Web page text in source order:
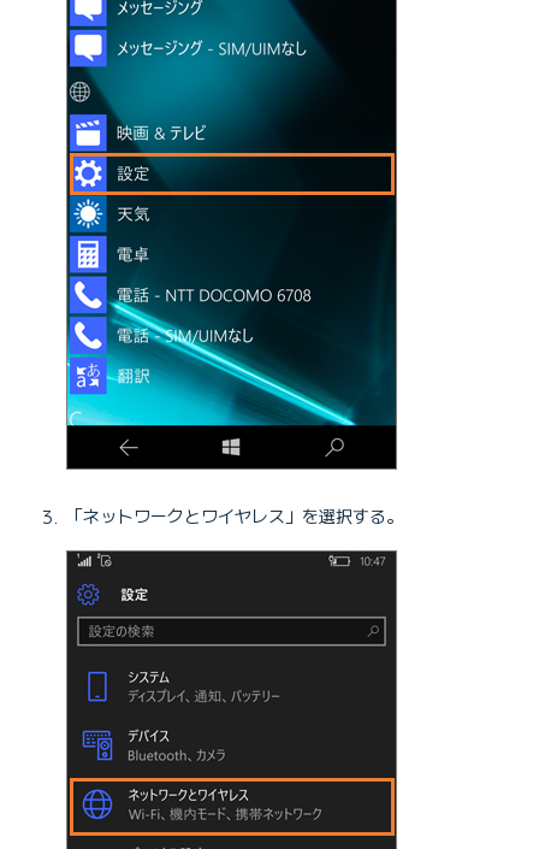
「ネットワークとワイヤレス」を選択する。